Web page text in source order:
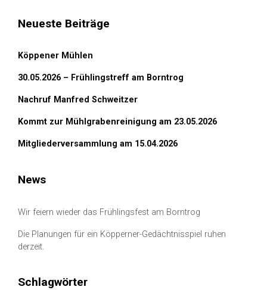
Neueste Beiträge
Köppener Mühlen
30.05.2026 – Frühlingstreff am Borntrog
Nachruf Manfred Schweitzer
Kommt zur Mühlgrabenreinigung am 23.05.2026
Mitgliederversammlung am 15.04.2026
News
Wir feiern wieder das Frühlingsfest am Borntrog
Die Planungen für ein Köpperner-Gedächtnisspiel ruhen
derzeit.
Schlagwörter